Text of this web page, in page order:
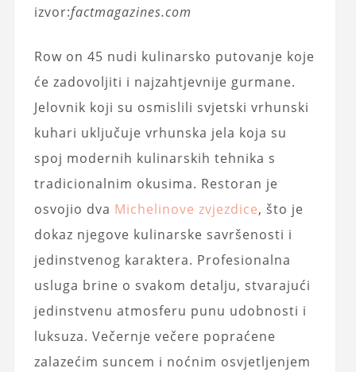
izvor:factmagazines.com
Row on 45 nudi kulinarsko putovanje koje
će zadovoljiti i najzahtjevnije gurmane.
Jelovnik koji su osmislili svjetski vrhunski
kuhari uključuje vrhunska jela koja su
spoj modernih kulinarskih tehnika s
tradicionalnim okusima. Restoran je
osvojio dva Michelinove zvjezdice, što je
dokaz njegove kulinarske savršenosti i
jedinstvenog karaktera. Profesionalna
usluga brine o svakom detalju, stvarajući
jedinstvenu atmosferu punu udobnosti i
luksuza. Večernje večere popraćene
zalazećim suncem i noćnim osvjetljenjem